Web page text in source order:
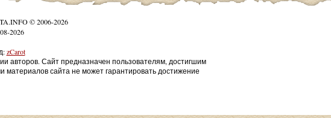
© 2006-2026
2026
zCarot
авторов. Сайт предназначен пользователям, достигшим
сайта не может гарантировать достижение